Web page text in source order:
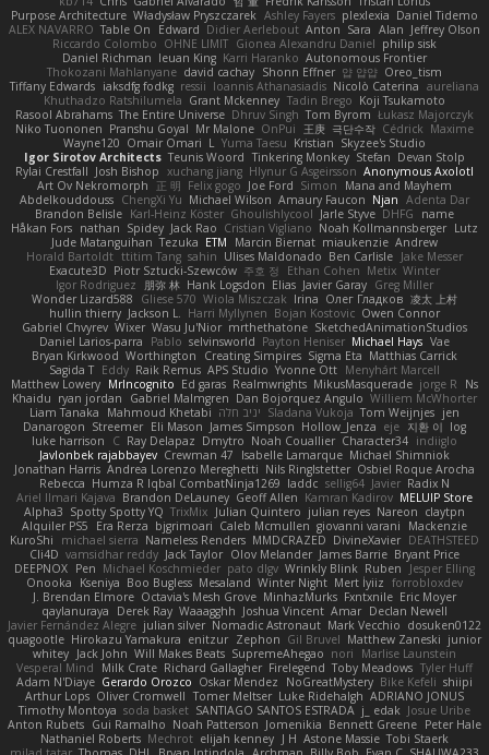
Purpose Architecture Władysław Pryszczarek Ashley Fayers plexlexia Daniel Tidemo
ALEX NAVARRO Table On Edward Didier Aerlebout Anton Sara Alan Jeffrey Olson
Riccardo Colombo OHNE LIMIT Gionea Alexandru Daniel philip sisk
Daniel Richman Ieuan King Karri Haranko Autonomous Frontier
Thokozani Mahlanyane david cachay Shonn Effner 얍 얍얍 Oreo_tism
Tiffany Edwards iaksdfg fodkg ressii Ioannis Athanasiadis Nicolò Caterina aureliana
Khuthadzo Ratshilumela Grant Mckenney Tadin Brego Koji Tsukamoto
Rasool Abrahams The Entire Universe Dhruv Singh Tom Byrom Łukasz Majorczyk
Niko Tuononen Pranshu Goyal Mr Malone OnPui 王庚 극단수작 Cédrick Maxime
Wayne120 Omair Omari L Yuma Taesu Kristian Skyzee's Studio
Igor Sirotov Architects Teunis Woord Tinkering Monkey Stefan Devan Stolp
Rylai Crestfall Josh Bishop xuchang jiang Hlynur G Asgeirsson Anonymous Axolotl
Art Ov Nekromorph
正 明 Felix gogo Joe Ford Simon
Mana and Mayhem
Abdelkouddouss ChengXi Yu Michael Wilson Amaury Faucon Njan Adenta Dar
Brandon Belisle Karl-Heinz Köster Ghoulishlycool Jarle Styve DHFG
name
Håkan Fors nathan Spidey Jack Rao Cristian Vigliano Noah Kollmannsberger Lutz
Jude Matanguihan Tezuka ETM Marcin Biernat miaukenzie Andrew
Horald Bartoldt ttitim Tang sahin Ulises Maldonado Ben Carlisle Jake Messer
Exacute3D Piotr Sztucki-Szewców 주호 정 Ethan Cohen Metix Winter
Igor Rodriguez
朋弥 林 Hank Logsdon Elias Javier Garay Greg Miller
Wonder Lizard588
Gliese 570 Wiola Miszczak Irina Олег Гладков 凌太 上村
hullin thierry Jackson L. Harri Myllynen Bojan Kostovic Owen Connor
Gabriel Chvyrev Wixer Wasu Ju'Nior mrthethatone SketchedAnimationStudios
Daniel Larios-parra
Pablo selvinsworld Payton Heniser Michael Hays Vae
Bryan Kirkwood Worthington Creating Simpires Sigma Eta Matthias Carrick
Sagida T Eddy Raik Remus APS Studio Yvonne Ott Menyhárt Marcell
Matthew Lowery MrIncognito Ed garas Realmwrights MikusMasquerade jorge R
Ns
Khaidu ryan jordan Gabriel Malmgren Dan Bojorquez Angulo Williem McWhorter
Liam Tanaka
Mahmoud Khetabi יניב חלה Sladana Vukoja Tom Weijnjes jen
Danarogon Streemer Eli Mason James Simpson Hollow_Jenza eje 지환 이 log
luke harrison
C Ray Delapaz Dmytro Noah Couallier Character34 indiiglo
Javlonbek rajabbayev Crewman 47 Isabelle Lamarque Michael Shimniok
Jonathan Harris Andrea Lorenzo Mereghetti Nils Ringlstetter Osbiel Roque Arocha
Rebecca Humza R Iqbal CombatNinja1269 laddc sellig64 Javier Radix N
Ariel Ilmari Kajava Brandon DeLauney Geoff Allen Kamran Kadirov MELUIP Store
Alpha3 Spotty Spotty YQ TrixMix Julian Quintero julian reyes Nareon claytpn
Alquiler PS5
Era Rerza bjgrimoari Caleb Mcmullen giovanni varani
Mackenzie
KuroShi
michael sierra Nameless Renders MMDCRAZED DivineXavier DEATHSTEED
Cli4D vamsidhar reddy Jack Taylor Olov Melander James Barrie Bryant Price
DEEPNOX Pen Michael Koschmieder pato dlgv Wrinkly Blink Ruben
Jesper Elling
Onooka
Kseniya Boo Bugless Mesaland Winter Night Mert İyiiz forrobloxdev
J. Brendan Elmore Octavia's Mesh Grove MinhazMurks Fxntxnile Eric Moyer
qaylanuraya
Derek Ray Waaagghh Joshua Vincent Amar Declan Newell
Javier Fernández Alegre julian silver Nomadic Astronaut Mark Vecchio dosuken0122
quagootle Hirokazu Yamakura enitzur Zephon Gil Bruvel Matthew Zaneski junior
whitey Jack John Will Makes Beats SupremeAhegao nori
Marlise Launstein
Vesperal Mind
Milk Crate Richard Gallagher Firelegend Toby Meadows Tyler Huff
Adam N'Diaye Gerardo Orozco Oskar Mendez NoGreatMystery Bike Kefeli shiipi
Arthur Lops Oliver Cromwell Tomer Meltser Luke Ridehalgh ADRIANO JONUS
Timothy Montoya soda basket SANTIAGO SANTOS ESTRADA j_ edak Josue Uribe
Anton Rubets Gui Ramalho Noah Patterson Jomenikia Bennett Greene Peter Hale
Nathaniel Roberts Mechrot elijah kenney J H Astone Massie Tobi Staerk